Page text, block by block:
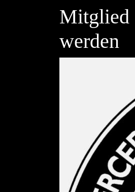
Mitglied
werden